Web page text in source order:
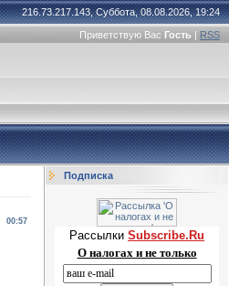
216.73.217.143, Суббота, 08.08.2026, 19:24
Приветствую Вас Гость | RSS
00:57
Подписка
Рассылки Subscribe.Ru
О налогах и не только